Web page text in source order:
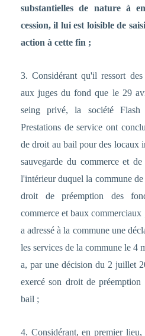
substantielles de nature à
cession, il lui est loisible de
action à cette fin ;
3. Considérant qu'il ressort
aux juges du fond que le 29
seing privé, la société
Prestations de service ont
de droit au bail pour des locaux
sauvegarde du commerce et
l'intérieur duquel la commune
droit de préemption des
commerce et baux
a adressé à la commune une
les services de la commune le 4
a, par une décision du 2 juillet
exercé son droit de
bail ;
4. Considérant, en premier